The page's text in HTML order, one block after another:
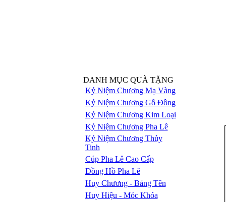
DANH MỤC QUÀ TẶNG
Kỷ Niệm Chương Mạ Vàng
Kỷ Niệm Chương Gỗ Đồng
Kỷ Niệm Chương Kim Loại
Kỷ Niệm Chương Pha Lê
Kỷ Niệm Chương Thủy
Tinh
Cúp Pha Lê Cao Cấp
Đồng Hồ Pha Lê
Huy Chương - Bảng Tên
Huy Hiệu - Móc Khóa